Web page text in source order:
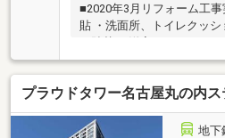
■2020年3月リフォーム工
貼 ・洗面所、トイレクッシ
ス貼替 ・洋室カーペット⇒
ト施工 ・キッチン交換 ・
スタジオあり（有償）名東
「上社」エリアに位置する
クス》。地下鉄東山線「上
利便性が魅力で、雨の日の
プラウドタワー名古屋丸の内
地下